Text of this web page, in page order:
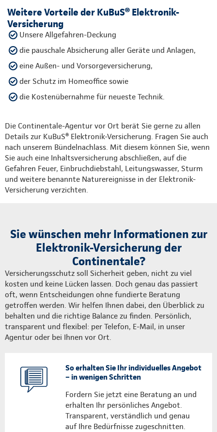
Weitere Vorteile der KuBuS® Elektronik-
Versicherung
Unsere Allgefahren-Deckung
die pauschale Absicherung aller Geräte und Anlagen,
eine Außen- und Vorsorgeversicherung,
der Schutz im Homeoffice sowie
die Kostenübernahme für neueste Technik.
Die Continentale-Agentur vor Ort berät Sie gerne zu allen
Details zur KuBuS® Elektronik-Versicherung. Fragen Sie auch
nach unserem Bündelnachlass. Mit diesem können Sie, wenn
Sie auch eine Inhaltsversicherung abschließen, auf die
Gefahren Feuer, Einbruchdiebstahl, Leitungswasser, Sturm
und weitere benannte Naturereignisse in der Elektronik-
Versicherung verzichten.
Sie wünschen mehr Informationen zur
Elektronik-Versicherung der
Continentale?
Versicherungsschutz soll Sicherheit geben, nicht zu viel
kosten und keine Lücken lassen. Doch genau das passiert
oft, wenn Entscheidungen ohne fundierte Beratung
getroffen werden. Wir helfen Ihnen dabei, den Überblick zu
behalten und die richtige Balance zu finden. Persönlich,
transparent und flexibel: per Telefon, E-Mail, in unser
Agentur oder bei Ihnen vor Ort.
So erhalten Sie Ihr individuelles Angebot
– in wenigen Schritten
Fordern Sie jetzt eine Beratung an und
erhalten Ihr persönliches Angebot.
Transparent, verständlich und genau
auf Ihre Bedürfnisse zugeschnitten.